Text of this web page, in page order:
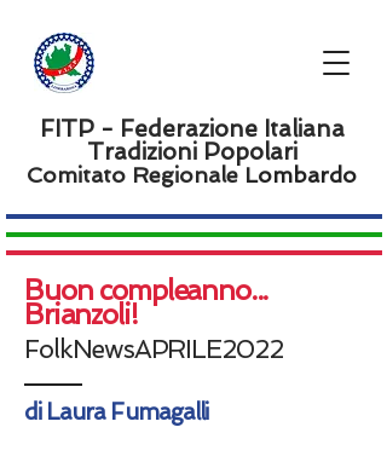
FITP - Federazione Italiana
Tradizioni Popolari
Comitato Regionale Lombardo
Buon compleanno...
Brianzoli!
FolkNewsAPRILE2022
di Laura Fumagalli